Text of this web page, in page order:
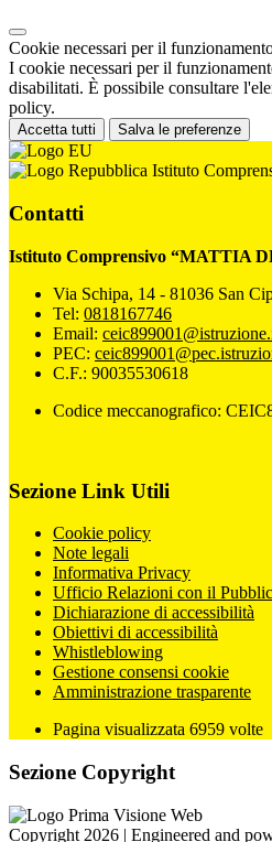
Cookie necessari per il
I cookie necessari per il
disabilitati. È possibile consultare
policy.
Accetta tutti Salva le preferenze
Istituto
Contatti
Istituto Comprensivo “MATTIA
Via Schipa, 14 - 81036 San
Tel: 0818167746
Email:
PEC:
C.F.: 90035530618
Codice meccanografico:
Sezione Link Utili
Cookie policy
Note legali
Informativa Privacy
Ufficio Relazioni con il
Dichiarazione di accessibilità
Obiettivi di accessibilità
Whistleblowing
Gestione consensi cookie
Amministrazione trasparente
Pagina visualizzata 6959 volte
Sezione Copyright
Copyright 2026 | Engineered and